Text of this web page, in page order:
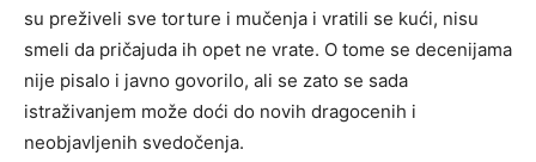
su preživeli sve torture i mučenja i vratili se kući, nisu
smeli da pričajuda ih opet ne vrate. O tome se decenijama
nije pisalo i javno govorilo, ali se zato se sada
istraživanjem može doći do novih dragocenih i
neobjavljenih svedočenja.